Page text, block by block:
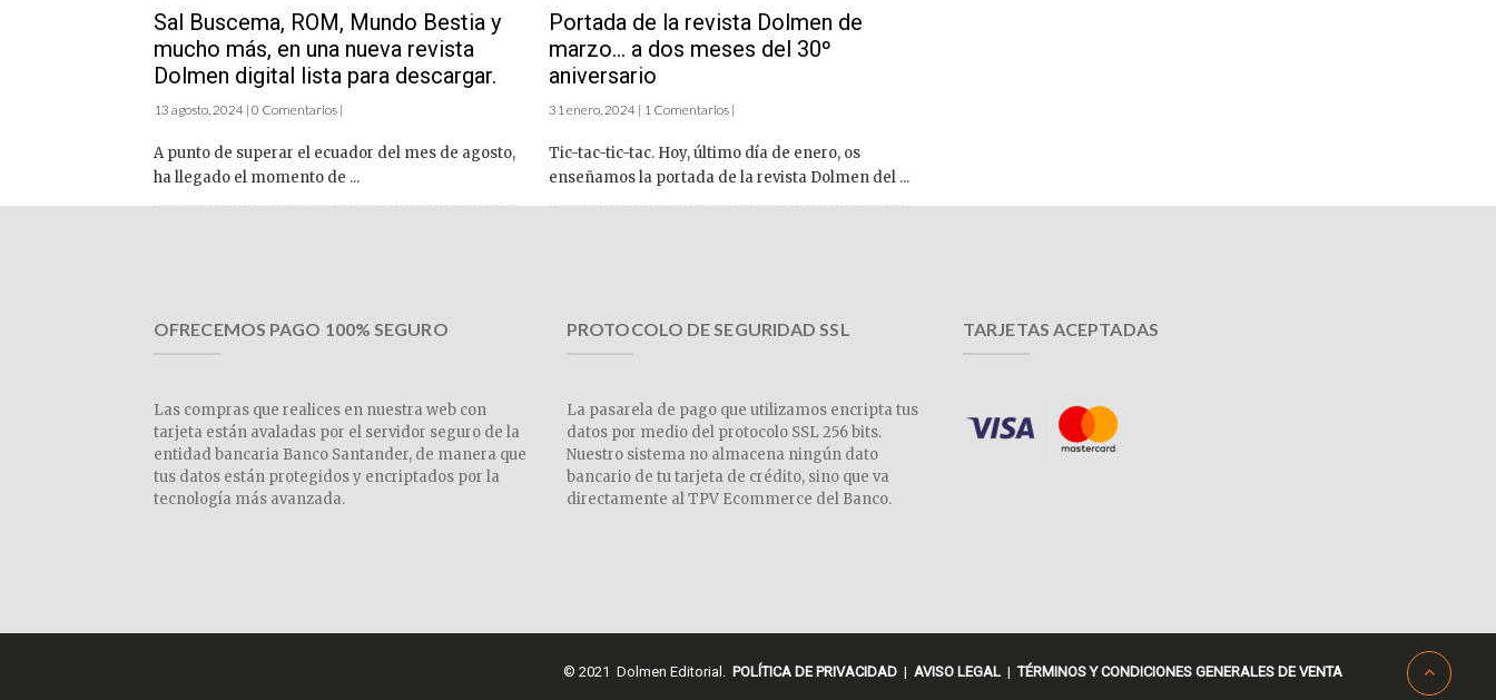
Sal Buscema, ROM, Mundo Bestia y
mucho más, en una nueva revista
Dolmen digital lista para descargar.
13 agosto, 2024 | 0 Comentarios |
A punto de superar el ecuador del mes de agosto,
ha llegado el momento de ...
Portada de la revista Dolmen de
marzo… a dos meses del 30º
aniversario
31 enero, 2024 | 1 Comentarios |
Tic-tac-tic-tac. Hoy, último día de enero, os
enseñamos la portada de la revista Dolmen del ...
OFRECEMOS PAGO 100% SEGURO
Las compras que realices en nuestra web con
tarjeta están avaladas por el servidor seguro de la
entidad bancaria Banco Santander, de manera que
tus datos están protegidos y encriptados por la
tecnología más avanzada.
PROTOCOLO DE SEGURIDAD SSL
La pasarela de pago que utilizamos encripta tus
datos por medio del protocolo SSL 256 bits.
Nuestro sistema no almacena ningún dato
bancario de tu tarjeta de crédito, sino que va
directamente al TPV Ecommerce del Banco.
TARJETAS ACEPTADAS
© 2021 Dolmen Editorial. POLÍTICA DE PRIVACIDAD | AVISO LEGAL |TÉRMINOS Y CONDICIONES GENERALES DE VENTA